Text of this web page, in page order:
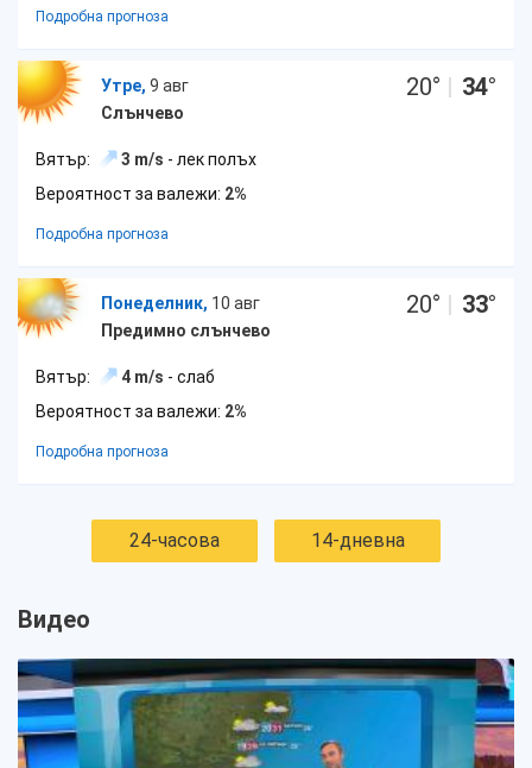
Подробна прогноза
Утре, 9 авг
Слънчево
20° | 34°
Вятър: 3 m/s - лек полъх
Вероятност за валежи: 2%
Подробна прогноза
Понеделник, 10 авг
Предимно слънчево
20° | 33°
Вятър: 4 m/s - слаб
Вероятност за валежи: 2%
Подробна прогноза
24-часова 14-дневна
Видео